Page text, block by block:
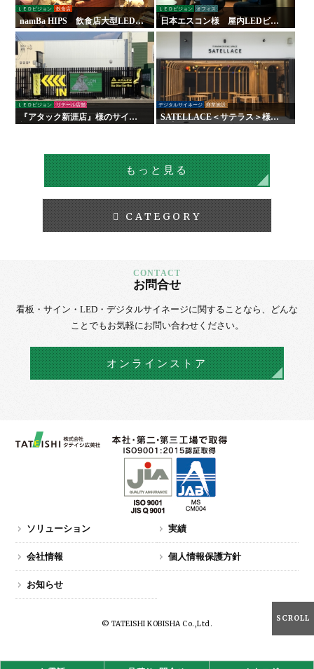
ＬＥＤビジョン 飲食店
namBa HIPS 飲食店大型LEDビ
ジョン
ＬＥＤビジョン オフィス
日本エスコン様 屋内LEDビジ
ョン
ＬＥＤビジョン リテール店舗
『アタック新涯店』様のサイン
施工を行いました！
デジタルサイネージ 商業施設
SATELLACE＜サテラス＞様
屋内外サイン・デジタルサイネ
もっと見る
CATEGORY
SCROLL
お問合せ
看板・サイン・LED・デジタルサイネージに関することなら、
どんな
ことでもお気軽にお問い合わせください。
オンラインストア
ソリューション 実績
会社情報 個人情報保護方針
お知らせ
© TATEISHI KOBISHA Co.,Ltd.